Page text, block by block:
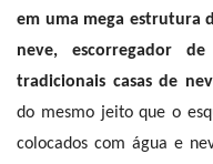
em uma mega estrutura
neve, escorregador
tradicionais casas de
do mesmo jeito que o
colocados com água e